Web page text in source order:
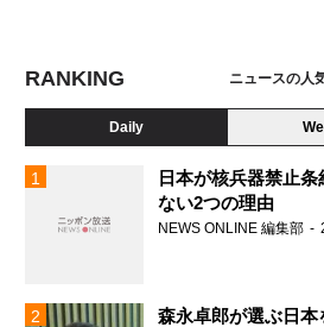
RANKING ニュースの人
Daily
日本が核兵器禁止条
ない2つの理由
NEWS ONLINE 編集部
森永卓郎が選ぶ日本